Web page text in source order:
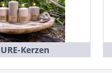
Kerzen